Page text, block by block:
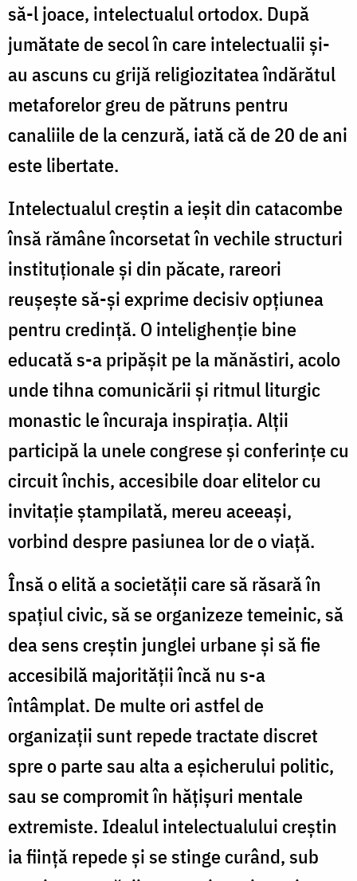
să-l joace, intelectualul ortodox. După
jumătate de secol în care intelectualii şi-
au ascuns cu grijă religiozitatea îndărătul
metaforelor greu de pătruns pentru
canaliile de la cenzură, iată că de 20 de ani
este libertate.
Intelectualul creştin a ieşit din catacombe
însă rămâne încorsetat în vechile structuri
instituţionale şi din păcate, rareori
reuşeşte să-şi exprime decisiv opţiunea
pentru credinţă. O intelighenţie bine
educată s-a pripăşit pe la mănăstiri, acolo
unde tihna comunicării şi ritmul liturgic
monastic le încuraja inspiraţia. Alţii
participă la unele congrese şi conferinţe cu
circuit închis, accesibile doar elitelor cu
invitaţie ştampilată, mereu aceeaşi,
vorbind despre pasiunea lor de o viaţă.
Însă o elită a societăţii care să răsară în
spaţiul civic, să se organizeze temeinic, să
dea sens creştin junglei urbane şi să fie
accesibilă majorităţii încă nu s-a
întâmplat. De multe ori astfel de
organizaţii sunt repede tractate discret
spre o parte sau alta a eşicherului politic,
sau se compromit în hăţişuri mentale
extremiste. Idealul intelectualului creştin
ia fiinţă repede şi se stinge curând, sub